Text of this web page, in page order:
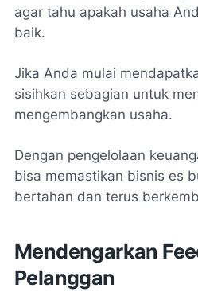
agar tahu apakah usaha
baik.
Jika Anda mulai
sisihkan sebagian untuk
mengembangkan usaha.
Dengan pengelolaan
bisa memastikan bisnis es
bertahan dan terus
Mendengarkan
Pelanggan